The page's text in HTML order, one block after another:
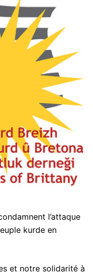
l’attaque
kurde en
et notre solidarité à